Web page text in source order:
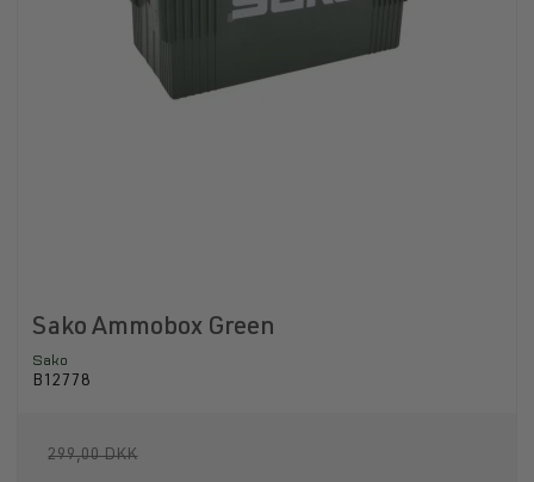
Sako Ammobox Green
Sako
B12778
299,00 DKK